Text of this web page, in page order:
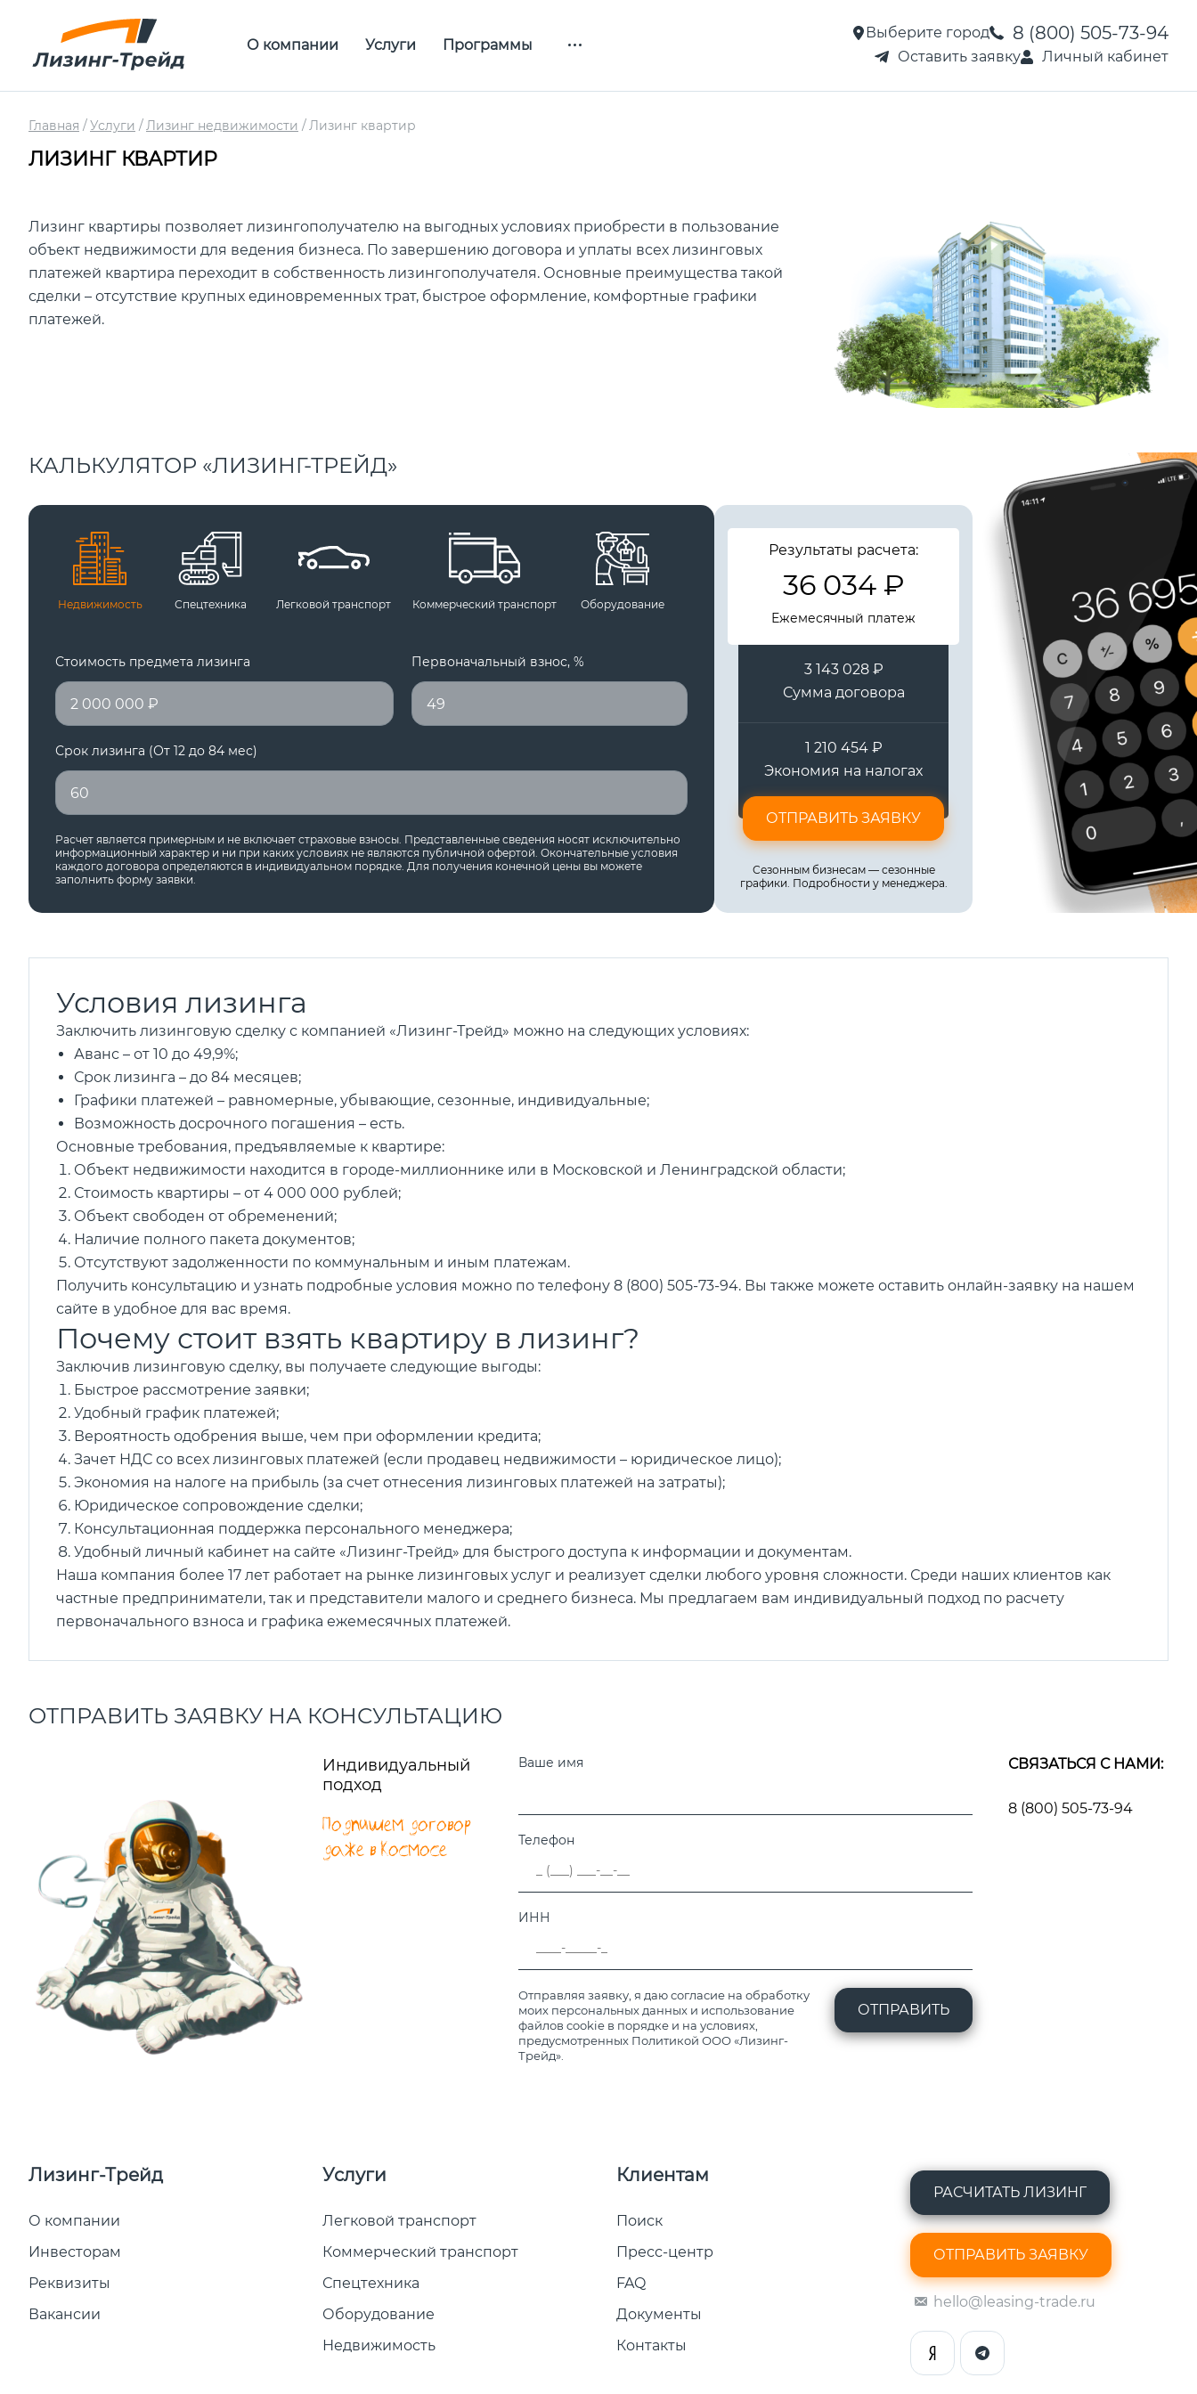
О компании Услуги Программы
Выберите город 8 (800) 505-73-94
Оставить заявку Личный кабинет
Главная Услуги Лизинг недвижимости Лизинг квартир
ЛИЗИНГ КВАРТИР
Лизинг квартиры позволяет лизингополучателю на выгодных условиях приобрести в пользование
объект недвижимости для ведения бизнеса. По завершению договора и уплаты всех лизинговых
платежей квартира переходит в собственность лизингополучателя. Основные преимущества такой
сделки – отсутствие крупных единовременных трат, быстрое оформление, комфортные графики
платежей.
КАЛЬКУЛЯТОР «ЛИЗИНГ-ТРЕЙД»
Недвижимость Спецтехника Легковой транспорт Коммерческий транспорт Оборудование
Стоимость предмета лизинга Первоначальный взнос, %
Срок лизинга (От 12 до 84 мес)
Расчет является примерным и не включает страховые взносы. Представленные сведения носят исключительно
информационный характер и ни при каких условиях не являются публичной офертой. Окончательные условия
каждого договора определяются в индивидуальном порядке. Для получения конечной цены вы можете
заполнить форму заявки.
Результаты расчета:
36 034 ₽
Ежемесячный платеж
3 143 028 ₽
Сумма договора
1 210 454 ₽
Экономия на налогах
ОТПРАВИТЬ ЗАЯВКУ
Сезонным бизнесам — сезонные
графики. Подробности у менеджера.
Условия лизинга
Заключить лизинговую сделку с компанией «Лизинг-Трейд» можно на следующих условиях:
Аванс – от 10 до 49,9%;
Срок лизинга – до 84 месяцев;
Графики платежей – равномерные, убывающие, сезонные, индивидуальные;
Возможность досрочного погашения – есть.
Основные требования, предъявляемые к квартире:
Объект недвижимости находится в городе-миллионнике или в Московской и Ленинградской области;
Стоимость квартиры – от 4 000 000 рублей;
Объект свободен от обременений;
Наличие полного пакета документов;
Отсутствуют задолженности по коммунальным и иным платежам.
Получить консультацию и узнать подробные условия можно по телефону 8 (800) 505-73-94. Вы также можете оставить онлайн-заявку на нашем
сайте в удобное для вас время.
Почему стоит взять квартиру в лизинг?
Заключив лизинговую сделку, вы получаете следующие выгоды:
Быстрое рассмотрение заявки;
Удобный график платежей;
Вероятность одобрения выше, чем при оформлении кредита;
Зачет НДС со всех лизинговых платежей (если продавец недвижимости – юридическое лицо);
Экономия на налоге на прибыль (за счет отнесения лизинговых платежей на затраты);
Юридическое сопровождение сделки;
Консультационная поддержка персонального менеджера;
Удобный личный кабинет на сайте «Лизинг-Трейд» для быстрого доступа к информации и документам.
Наша компания более 17 лет работает на рынке лизинговых услуг и реализует сделки любого уровня сложности. Среди наших клиентов как
частные предприниматели, так и представители малого и среднего бизнеса. Мы предлагаем вам индивидуальный подход по расчету
первоначального взноса и графика ежемесячных платежей.
ОТПРАВИТЬ ЗАЯВКУ НА КОНСУЛЬТАЦИЮ
Индивидуальный
подход
Подпишем договор
даже в космосе
Ваше имя
Телефон
ИНН
Отправляя заявку, я даю согласие на обработку
моих персональных данных и использование
файлов cookie в порядке и на условиях,
предусмотренных Политикой ООО «Лизинг-
Трейд».
ОТПРАВИТЬ
СВЯЗАТЬСЯ С НАМИ:
8 (800) 505-73-94
Лизинг-Трейд
О компании
Инвесторам
Реквизиты
Вакансии
Услуги
Легковой транспорт
Коммерческий транспорт
Спецтехника
Оборудование
Недвижимость
Клиентам
Поиск
Пресс-центр
FAQ
Документы
Контакты
РАСЧИТАТЬ ЛИЗИНГ
ОТПРАВИТЬ ЗАЯВКУ
hello@leasing-trade.ru